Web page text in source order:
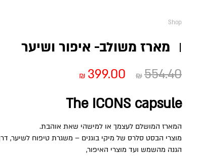
Shop
מארז משולב- איפור ושיער
₪ 554.40
המחיר
המקורי
₪554.40.
₪ 399.00
הנוכחי
₪399.00.
The ICONS capsule
המארז המושלם לעצמך או למישהי שאת אוהבת.
מוצרי הבסט סלרס של מיקי בוגנים – משגרת טיפוח לשיער,
הגנה מהשמש ועד מוצרי האיפור,